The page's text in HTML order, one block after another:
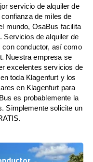
servicio de alquiler de
de miles de
mundo, OsaBus facilita
Servicios de alquiler de
conductor, así como
Nuestra empresa se
excelentes servicios de
toda Klagenfurt y los
en Klagenfurt para
es probablemente la
Simplemente solicite un